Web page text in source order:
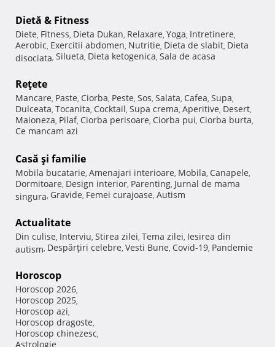
Dietă & Fitness
Diete, Fitness, Dieta Dukan, Relaxare, Yoga, Intretinere,
Aerobic, Exercitii abdomen, Nutritie, Dieta de slabit, Dieta
disociata, Silueta, Dieta ketogenica, Sala de acasa
Reţete
Mancare, Paste, Ciorba, Peste, Sos, Salata, Cafea, Supa,
Dulceata, Tocanita, Cocktail, Supa crema, Aperitive, Desert,
Maioneza, Pilaf, Ciorba perisoare, Ciorba pui, Ciorba burta,
Ce mancam azi
Casă şi familie
Mobila bucatarie, Amenajari interioare, Mobila, Canapele,
Dormitoare, Design interior, Parenting, Jurnal de mama
singura, Gravide, Femei curajoase, Autism
Actualitate
Din culise, Interviu, Stirea zilei, Tema zilei, Iesirea din
autism, Despărţiri celebre, Vesti Bune, Covid-19, Pandemie
Horoscop
Horoscop 2026,
Horoscop 2025,
Horoscop azi,
Horoscop dragoste,
Horoscop chinezesc,
Astrologie